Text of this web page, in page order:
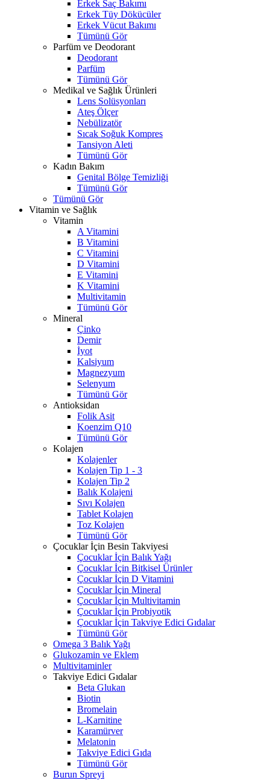
Erkek Saç Bakımı
Erkek Tüy Dökücüler
Erkek Vücut Bakımı
Tümünü Gör
Parfüm ve Deodorant
Deodorant
Parfüm
Tümünü Gör
Medikal ve Sağlık Ürünleri
Lens Solüsyonları
Ateş Ölçer
Nebülizatör
Sıcak Soğuk Kompres
Tansiyon Aleti
Tümünü Gör
Kadın Bakım
Genital Bölge Temizliği
Tümünü Gör
Tümünü Gör
Vitamin ve Sağlık
Vitamin
A Vitamini
B Vitamini
C Vitamini
D Vitamini
E Vitamini
K Vitamini
Multivitamin
Tümünü Gör
Mineral
Çinko
Demir
İyot
Kalsiyum
Magnezyum
Selenyum
Tümünü Gör
Antioksidan
Folik Asit
Koenzim Q10
Tümünü Gör
Kolajen
Kolajenler
Kolajen Tip 1 - 3
Kolajen Tip 2
Balık Kolajeni
Sıvı Kolajen
Tablet Kolajen
Toz Kolajen
Tümünü Gör
Çocuklar İçin Besin Takviyesi
Çocuklar İçin Balık Yağı
Çocuklar İçin Bitkisel Ürünler
Çocuklar İçin D Vitamini
Çocuklar İçin Mineral
Çocuklar İçin Multivitamin
Çocuklar İçin Probiyotik
Çocuklar İçin Takviye Edici Gıdalar
Tümünü Gör
Omega 3 Balık Yağı
Glukozamin ve Eklem
Multivitaminler
Takviye Edici Gıdalar
Beta Glukan
Biotin
Bromelain
L-Karnitine
Karamürver
Melatonin
Takviye Edici Gıda
Tümünü Gör
Burun Spreyi